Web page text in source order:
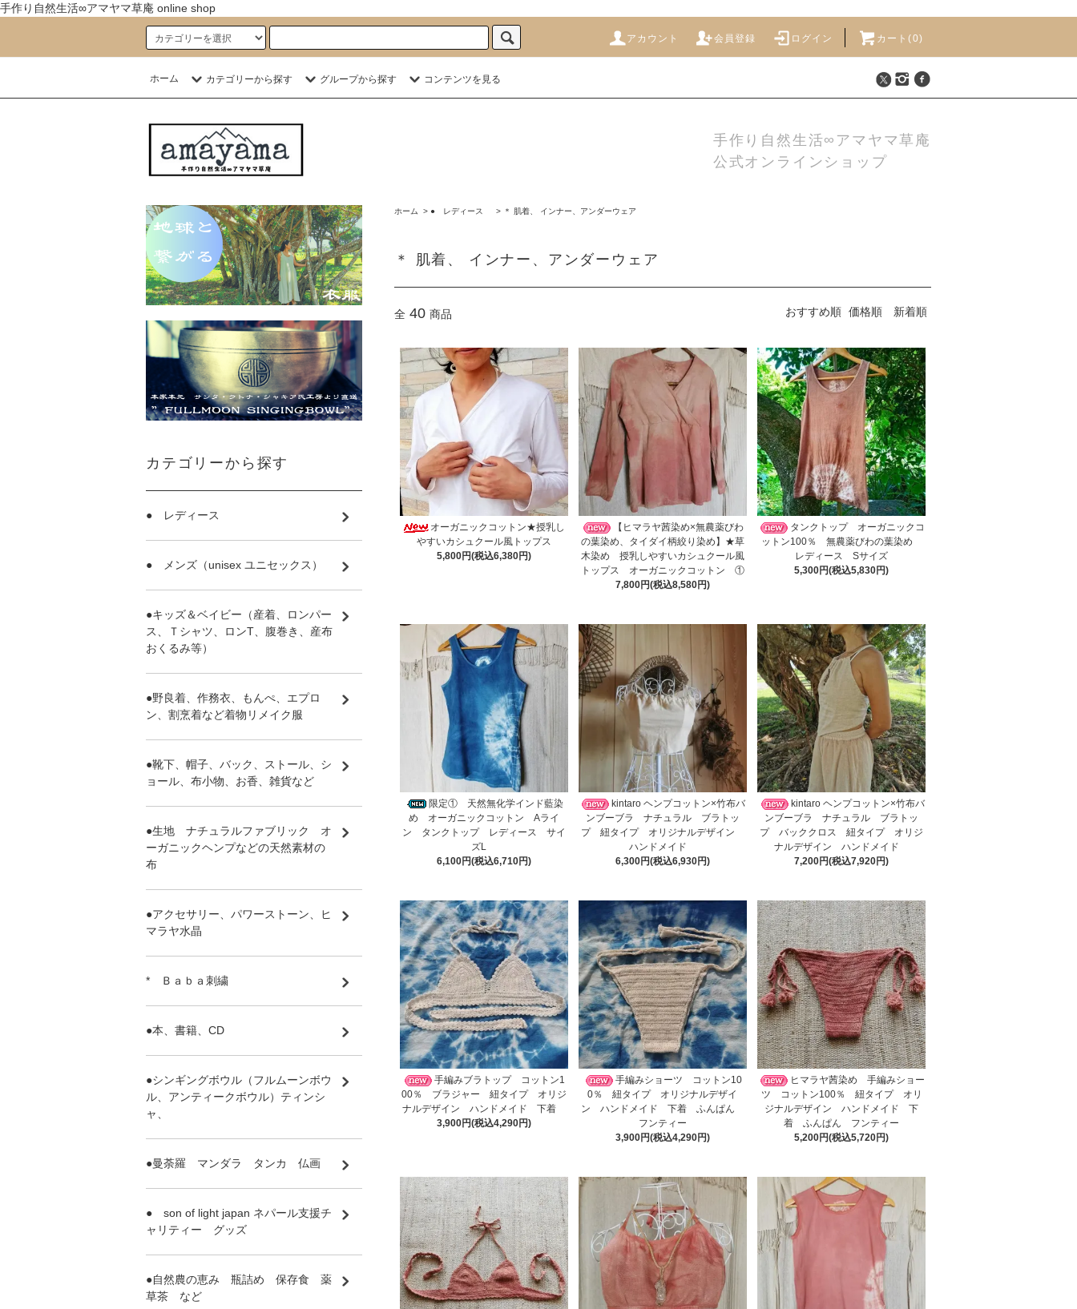
手作り自然生活∞アマヤマ草庵 online shop
アカウント 会員登録 ログイン カート(0)
ホーム カテゴリーから探す グループから探す コンテンツを見る
手作り自然生活∞アマヤマ草庵
公式オンラインショップ
ホーム > ● レディース > ＊ 肌着、 インナー、アンダーウェア
＊ 肌着、 インナー、アンダーウェア
全 40 商品 おすすめ順 価格順 新着順
オーガニックコットン★授乳し
やすいカシュクール風トップス
5,800円(税込6,380円)
【ヒマラヤ茜染め×無農薬びわ
の葉染め、タイダイ柄絞り染め】★草
木染め 授乳しやすいカシュクール風
トップス オーガニックコットン ①
7,800円(税込8,580円)
タンクトップ オーガニックコ
ットン100％ 無農薬びわの葉染め
レディース Sサイズ
5,300円(税込5,830円)
限定① 天然無化学インド藍染
め オーガニックコットン Aライ
ン タンクトップ レディース サイ
ズL
6,100円(税込6,710円)
kintaro ヘンプコットン×竹布バ
ンブーブラ ナチュラル ブラトッ
プ 紐タイプ オリジナルデザイン
ハンドメイド
6,300円(税込6,930円)
kintaro ヘンプコットン×竹布バ
ンブーブラ ナチュラル ブラトッ
プ バッククロス 紐タイプ オリジ
ナルデザイン ハンドメイド
7,200円(税込7,920円)
手編みブラトップ コットン1
00％ ブラジャー 紐タイプ オリジ
ナルデザイン ハンドメイド 下着
3,900円(税込4,290円)
手編みショーツ コットン10
0％ 紐タイプ オリジナルデザイ
ン ハンドメイド 下着 ふんぱん
フンティー
3,900円(税込4,290円)
ヒマラヤ茜染め 手編みショー
ツ コットン100％ 紐タイプ オリ
ジナルデザイン ハンドメイド 下
着 ふんぱん フンティー
5,200円(税込5,720円)
カテゴリーから探す
● レディース
● メンズ（unisex ユニセックス）
●キッズ＆ベイビー（産着、ロンパー
ス、Ｔシャツ、ロンT、腹巻き、産布
おくるみ等）
●野良着、作務衣、もんぺ、エプロ
ン、割烹着など着物リメイク服
●靴下、帽子、バック、ストール、シ
ョール、布小物、お香、雑貨など
●生地 ナチュラルファブリック オ
ーガニックヘンプなどの天然素材の
布
●アクセサリー、パワーストーン、ヒ
マラヤ水晶
* Ｂａｂａ刺繍
●本、書籍、CD
●シンギングボウル（フルムーンボウ
ル、アンティークボウル）ティンシ
ャ、
●曼荼羅 マンダラ タンカ 仏画
● son of light japan ネパール支援チ
ャリティー グッズ
●自然農の恵み 瓶詰め 保存食 薬
草茶 など